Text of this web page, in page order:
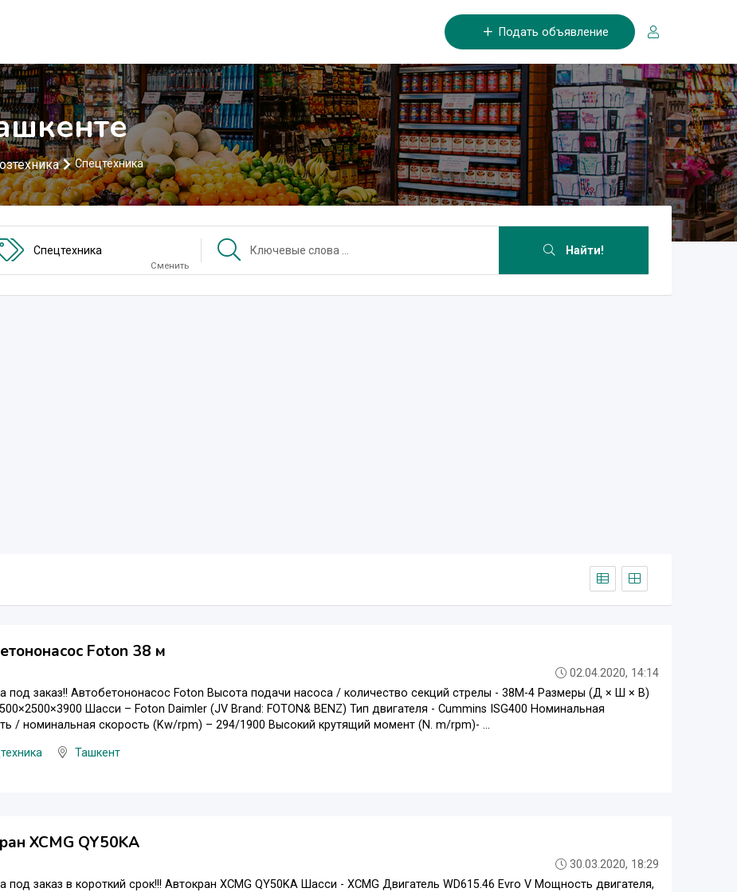
Подать объявление
Спецтехника
Спецтехника
Сменить
Найти!
Foton 38 м
02.04.2020, 14:14
под заказ!! Автобетононасос Foton Высота подачи насоса / количество секций стрелы - 38M-4 Размеры (Д × Ш × В)
Шасси – Foton Daimler (JV Brand: FOTON& BENZ) Тип двигателя - Cummins ISG400 Номинальная
/ номинальная скорость (Kw/rpm) – 294/1900 Высокий крутящий момент (N. m/rpm)- ...
Ташкент
XCMG QY50KA
30.03.2020, 18:29
под заказ в короткий срок!!! Автокран XCMG QY50KA Шасси - XCMG Двигатель WD615.46 Evro V Мощность двигателя,